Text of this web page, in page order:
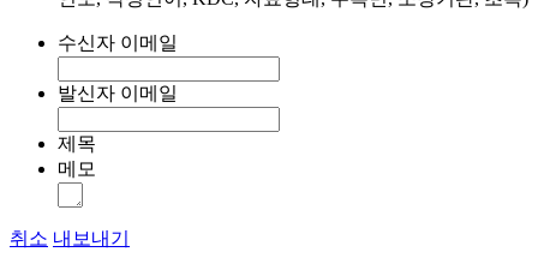
수신자 이메일
발신자 이메일
제목
메모
취소 내보내기